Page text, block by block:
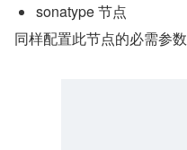
sonatype 节点
同样配置此节点的必需参数